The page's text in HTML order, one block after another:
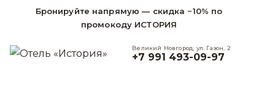
Бронируйте напрямую — скидка −10% по
промокоду ИСТОРИЯ
Великий Новгород, ул. Газон, 2
+7 991 493-09-97